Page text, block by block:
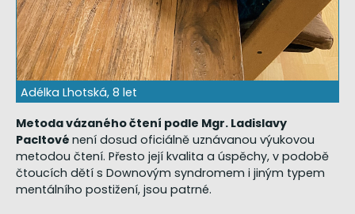
Adélka Lhotská, 8 let
Metoda vázaného čtení podle Mgr. Ladislavy
Pacltové není dosud oficiálně uznávanou výukovou
metodou čtení. Přesto její kvalita a úspěchy, v podobě
čtoucích dětí s Downovým syndromem i jiným typem
mentálního postižení, jsou patrné.